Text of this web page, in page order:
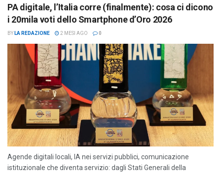
PA digitale, l’Italia corre (finalmente): cosa ci dicono
i 20mila voti dello Smartphone d’Oro 2026
BY LA REDAZIONE 2 MESI AGO 0
Agende digitali locali, IA nei servizi pubblici, comunicazione
istituzionale che diventa servizio: dagli Stati Generali della